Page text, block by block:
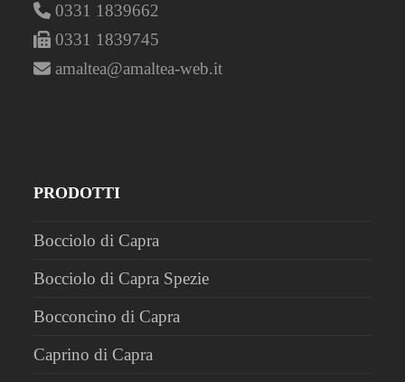
0331 1839662
0331 1839745
amaltea@amaltea-web.it
PRODOTTI
Bocciolo di Capra
Bocciolo di Capra Spezie
Bocconcino di Capra
Caprino di Capra